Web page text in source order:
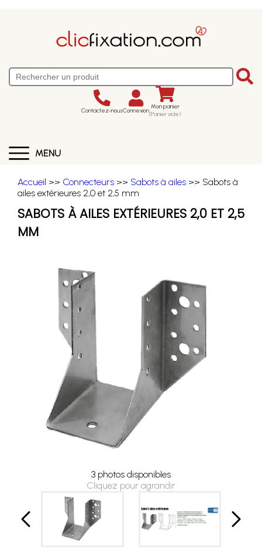
Contactez-nousConnexion Mon panier
(Panier vide)
MENU
Accueil >> Connecteurs >> Sabots à ailes >> Sabots à
ailes extérieures 2,0 et 2,5 mm
SABOTS À AILES EXTÉRIEURES 2,0 ET 2,5
MM
3 photos disponibles
Cliquez pour agrandir